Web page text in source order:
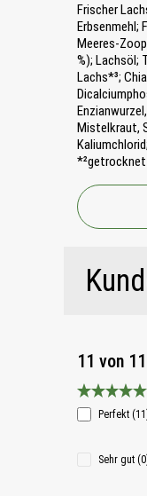
Frischer
Erbsenmehl;
Meeres-
%); Lachsöl;
Lachs*³;
Mistelkraut,
11 von
Perfekt
Sehr gut